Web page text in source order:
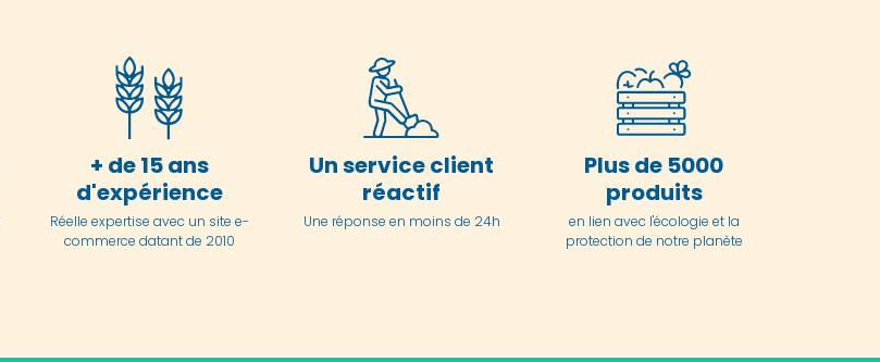
+ de 15 ans
d'expérience
Réelle expertise avec un site e-
commerce datant de 2010
Un service client
réactif
Une réponse en moins de 24h
Plus de 5000
produits
en lien avec l'écologie et la
protection de notre planète